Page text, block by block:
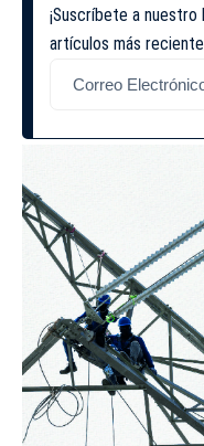
¡Suscríbete a
artículos más